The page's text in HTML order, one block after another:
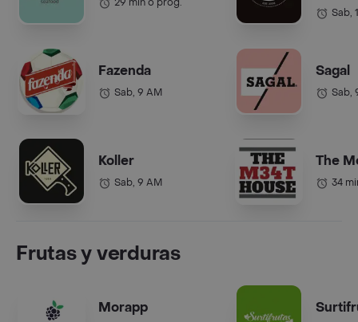
Fazenda
Sab, 9 AM
Koller
Sab, 9 AM
Sab,
Sagal
Sab,
The
34
Frutas y verduras
Morapp